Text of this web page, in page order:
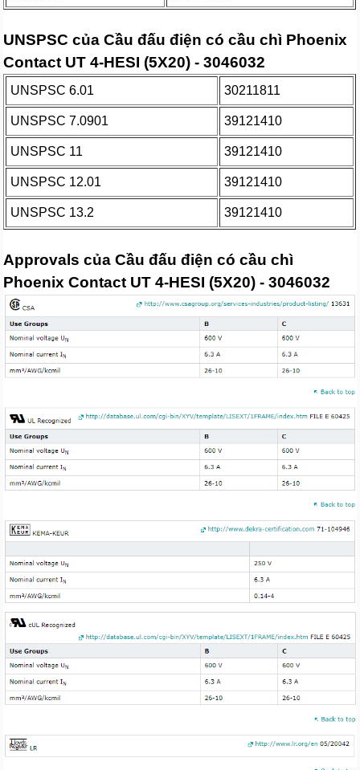
UNSPSC của Cầu đấu điện có cầu chì Phoenix
Contact UT 4-HESI (5X20) - 3046032
UNSPSC 6.01 30211811
UNSPSC 7.0901 39121410
UNSPSC 11 39121410
UNSPSC 12.01 39121410
UNSPSC 13.2 39121410
Approvals của Cầu đấu điện có cầu chì
Phoenix Contact UT 4-HESI (5X20) - 3046032